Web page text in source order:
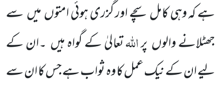
ہے کہ وہی کامل سچے اور گزری ہوئی امتوں میں سے
جھٹلانے والوں پراللہتعالیٰ کے گواہ ہیں ۔ان کے
لیے ان کے نیک عمل کا وہ ثواب ہے جس کا ان سے